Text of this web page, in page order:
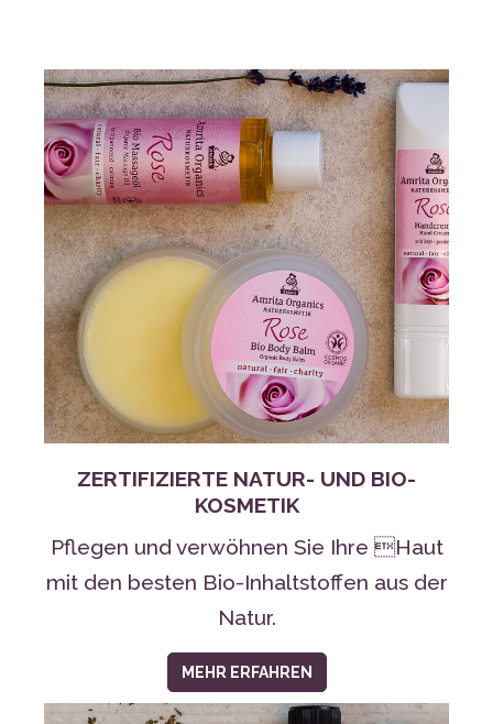
ZERTIFIZIERTE NATUR- UND BIO-
KOSMETIK
Pflegen und verwöhnen Sie Ihre Haut
mit den besten Bio-Inhaltstoffen aus der
Natur.